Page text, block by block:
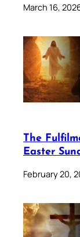
March 16,
The
Easter
February 20,